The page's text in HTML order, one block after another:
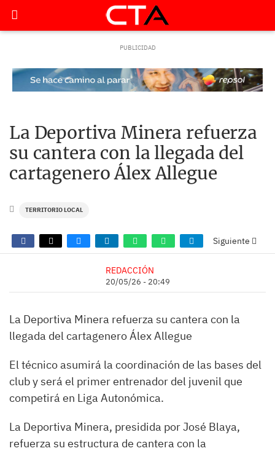
La Deportiva Minera refuerza
su cantera con la llegada del
cartagenero Álex Allegue
TERRITORIO LOCAL
Siguiente
REDACCIÓN
20/05/26 - 20:49
La Deportiva Minera refuerza su cantera con la
llegada del cartagenero Álex Allegue
El técnico asumirá la coordinación de las bases del
club y será el primer entrenador del juvenil que
competirá en Liga Autonómica.
La Deportiva Minera, presidida por José Blaya,
refuerza su estructura de cantera con la